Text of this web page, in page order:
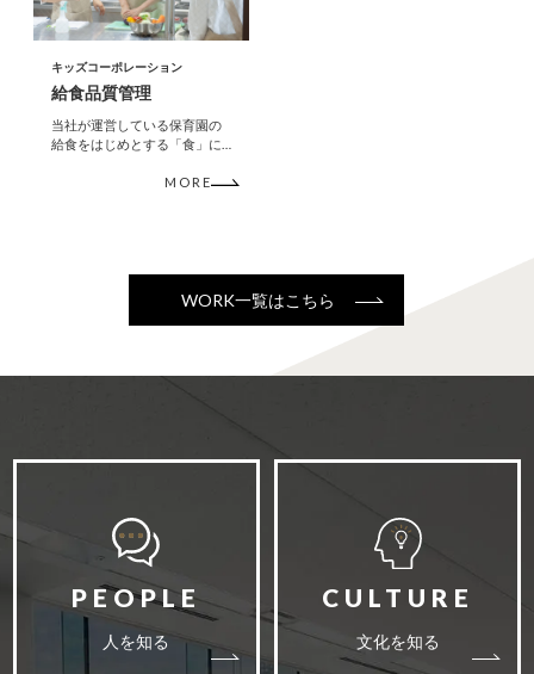
キッズコーポレーション
給食品質管理
当社が運営している保育園の
給食をはじめとする「食」に
MORE
WORK一覧はこちら
人を知る 文化を知る